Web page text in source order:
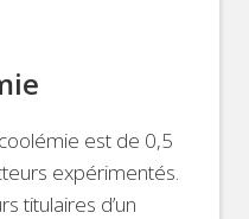
est de 0,5
expérimentés.
titulaires d’un